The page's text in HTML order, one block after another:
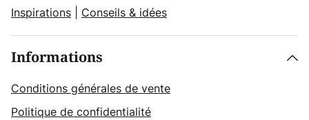
Inspirations
Conseils & idées
Informations
Conditions générales de vente
Politique de confidentialité